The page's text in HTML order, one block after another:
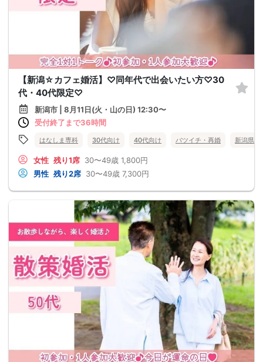
【新潟☆カフェ婚活】♡同年代で出会いたい方♡30
代・40代限定♡
新潟市 | 8月11日(火・山の日) 12:30〜
受付終了まで36時間
はなしま専科 30代向け 40代向け バツイチ・再婚 新潟県
女性 残り1席 30〜49歳 1,800円
男性 残り2席 30〜49歳 7,300円